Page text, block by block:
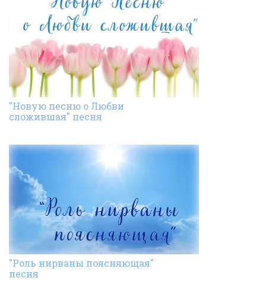
"Новую песню о Любви
сложившая" песня
"Роль нирваны поясняющая"
песня